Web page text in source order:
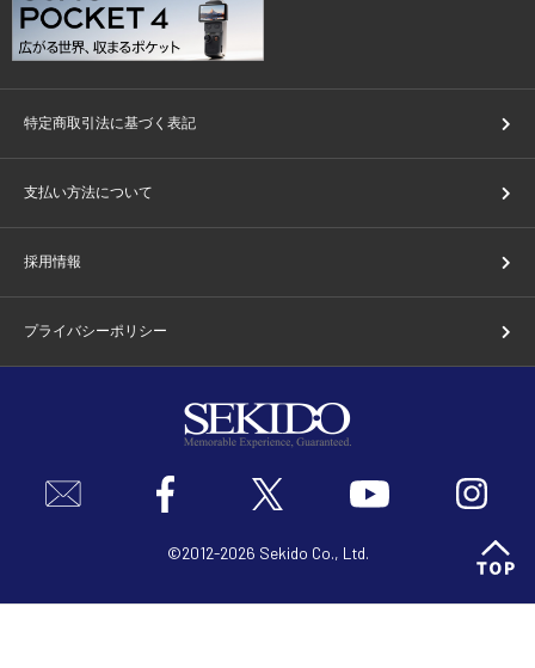
特定商取引法に基づく表記
支払い方法について
採用情報
プライバシーポリシー
©2012-2026 Sekido Co., Ltd.